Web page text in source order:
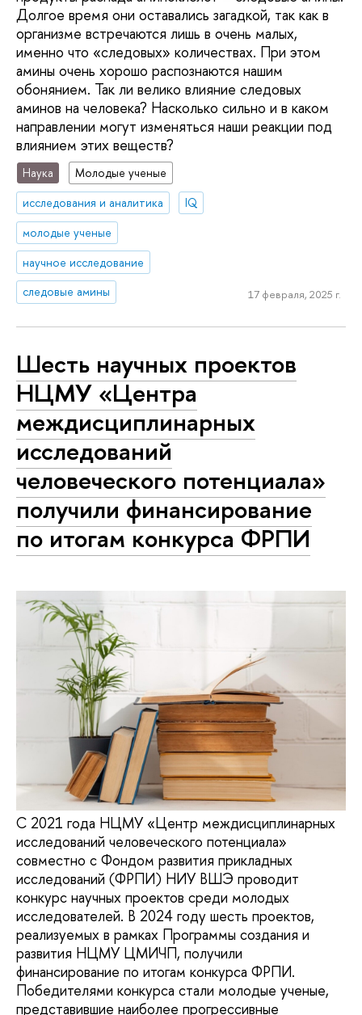
Долгое время они оставались загадкой, так как в
организме встречаются лишь в очень малых,
именно что «следовых» количествах. При этом
амины очень хорошо распознаются нашим
обонянием. Так ли велико влияние следовых
аминов на человека? Насколько сильно и в каком
направлении могут изменяться наши реакции под
влиянием этих веществ?
Наука
Молодые ученые
исследования и аналитика
IQ
молодые ученые
научное исследование
следовые амины
17 февраля, 2025 г.
Шесть научных проектов
НЦМУ «Центра
междисциплинарных
исследований
человеческого потенциала»
получили финансирование
по итогам конкурса ФРПИ
C 2021 года НЦМУ «Центр междисциплинарных
исследований человеческого потенциала»
совместно с Фондом развития прикладных
исследований (ФРПИ) НИУ ВШЭ проводит
конкурс научных проектов среди молодых
исследователей. В 2024 году шесть проектов,
реализуемых в рамках Программы создания и
развития НЦМУ ЦМИЧП, получили
финансирование по итогам конкурса ФРПИ.
Победителями конкурса стали молодые ученые,
представившие наиболее прогрессивные